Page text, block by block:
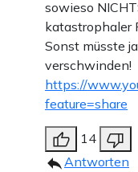
sowieso
katastrophaler
Sonst müsste
verschwinden!
https://
feature=share
14
Antworten